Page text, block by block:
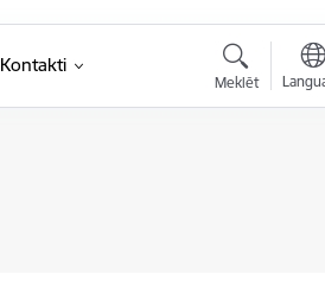
Kontakti
Meklēt